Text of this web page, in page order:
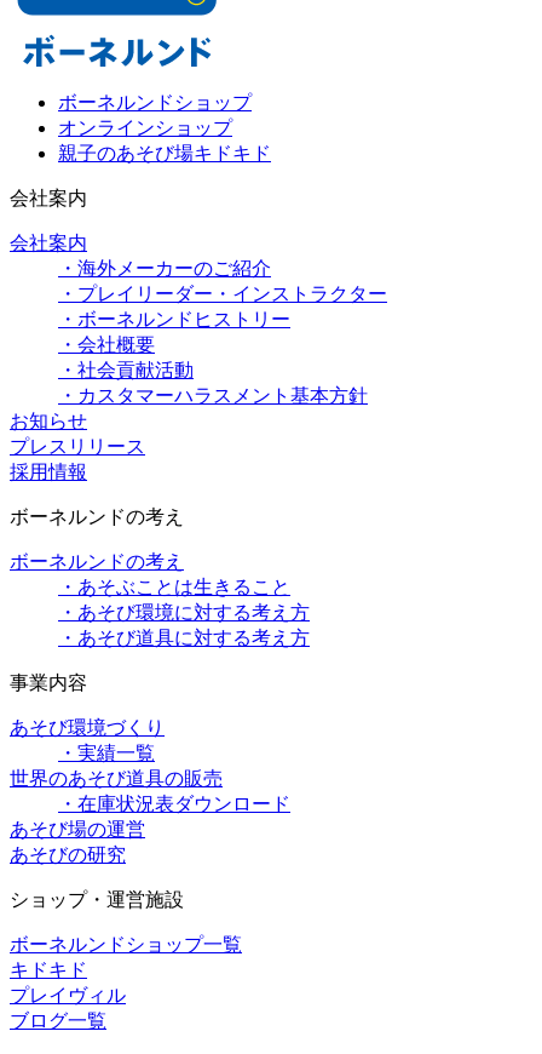
ボーネルンドショップ
オンラインショップ
親子のあそび場キドキド
会社案内
会社案内
・海外メーカーのご紹介
・プレイリーダー・インストラクター
・ボーネルンドヒストリー
・会社概要
・社会貢献活動
・カスタマーハラスメント基本方針
お知らせ
プレスリリース
採用情報
ボーネルンドの考え
ボーネルンドの考え
・あそぶことは生きること
・あそび環境に対する考え方
・あそび道具に対する考え方
事業内容
あそび環境づくり
・実績一覧
世界のあそび道具の販売
・在庫状況表ダウンロード
あそび場の運営
あそびの研究
ショップ・運営施設
ボーネルンドショップ一覧
キドキド
プレイヴィル
ブログ一覧